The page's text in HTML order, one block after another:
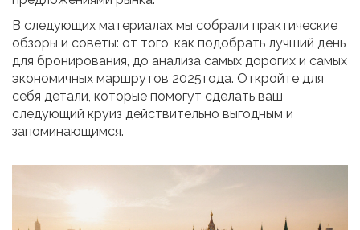
В следующих материалах мы собрали практические
обзоры и советы: от того, как подобрать лучший день
для бронирования, до анализа самых дорогих и самых
экономичных маршрутов 2025 года. Откройте для
себя детали, которые помогут сделать ваш
следующий круиз действительно выгодным и
запоминающимся.